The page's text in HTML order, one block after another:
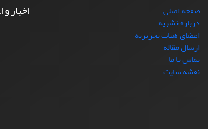
صفحه اصلی
درباره نشریه
اعضای هیات تحریریه
ارسال مقاله
تماس با ما
نقشه سایت
اخبار و